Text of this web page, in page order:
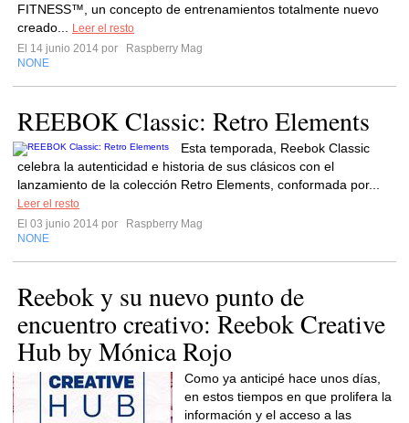
FITNESS™, un concepto de entrenamientos totalmente nuevo
creado...
Leer el resto
El 14 junio 2014 por
Raspberry Mag
NONE
REEBOK Classic: Retro Elements
Esta temporada, Reebok Classic
celebra la autenticidad e historia de sus clásicos con el
lanzamiento de la colección Retro Elements, conformada por...
Leer el resto
El 03 junio 2014 por
Raspberry Mag
NONE
Reebok y su nuevo punto de
encuentro creativo: Reebok Creative
Hub by Mónica Rojo
Como ya anticipé hace unos días,
en estos tiempos en que prolifera la
información y el acceso a las